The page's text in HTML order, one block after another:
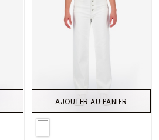
AJOUTER AU PANIER